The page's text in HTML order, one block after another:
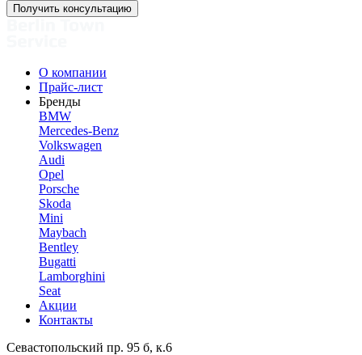
Получить консультацию
О компании
Прайс-лист
Бренды
BMW
Mercedes-Benz
Volkswagen
Audi
Opel
Porsche
Skoda
Mini
Maybach
Bentley
Bugatti
Lamborghini
Seat
Акции
Контакты
Севастопольский пр. 95 б, к.6